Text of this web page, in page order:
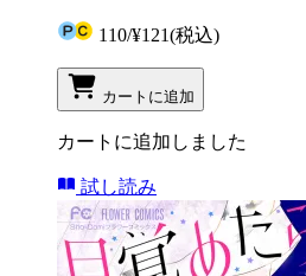
110/¥121(税込)
カートに追加
カートに追加しました
試し読み